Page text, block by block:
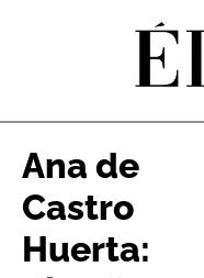
Ana de
Castro
Huerta: